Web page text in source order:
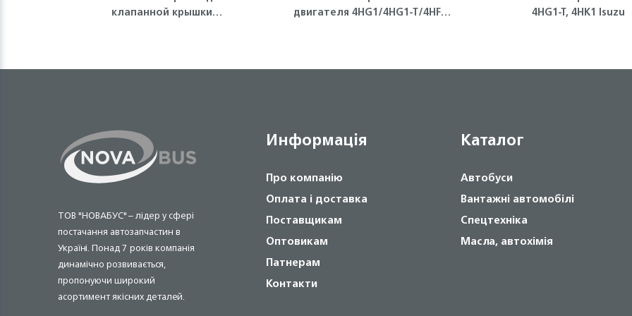
клапанной крышки
двигателя 4HG1/4HG1-T/4HF1
4HG1-T, 4HK1 Isuzu
ТОВ "НОВАБУС" – лідер у сфері
постачання автозапчастин в
Україні. Понад 7 років компанія
динамічно розвивається,
пропонуючи широкий
асортимент якісних деталей.
Информація
Про компанію
Оплата і доставка
Поставщикам
Оптовикам
Патнерам
Контакти
Каталог
Автобуси
Вантажні автомобілі
Спецтехніка
Масла, автохімія